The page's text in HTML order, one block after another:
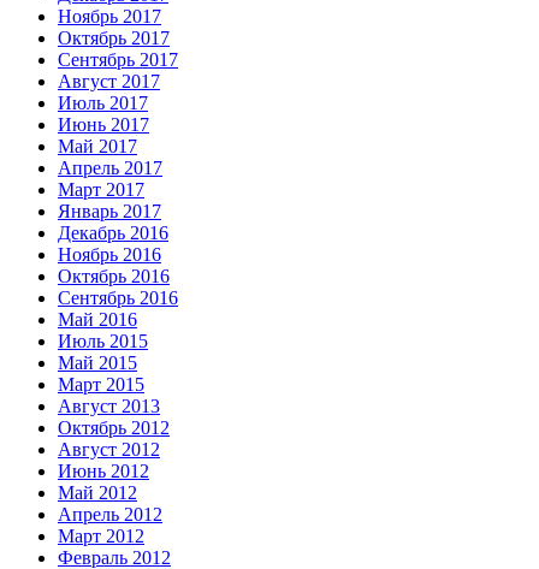
Ноябрь 2017
Октябрь 2017
Сентябрь 2017
Август 2017
Июль 2017
Июнь 2017
Май 2017
Апрель 2017
Март 2017
Январь 2017
Декабрь 2016
Ноябрь 2016
Октябрь 2016
Сентябрь 2016
Май 2016
Июль 2015
Май 2015
Март 2015
Август 2013
Октябрь 2012
Август 2012
Июнь 2012
Май 2012
Апрель 2012
Март 2012
Февраль 2012